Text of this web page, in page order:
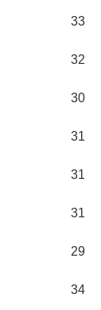
33
32
30
31
31
31
29
34